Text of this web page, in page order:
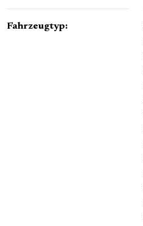
Fahrzeugtyp: